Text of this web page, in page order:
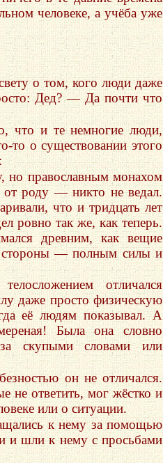
человеке, а учёба уже
о том, кого люди даже
Дед? — Да почти что
что и те немногие люди,
то о существовании этого
но православным монахом
роду — никто не ведал.
что и тридцать лет
ровно так же, как теперь.
древним, как вещие
стороны — полным силы и
отличался
даже просто физическую
её людям показывал. А
Была она словно
скупыми словами или
он не отличался.
не ответить, мог жёстко и
или о ситуации.
к нему за помощью
и шли к нему с просьбами